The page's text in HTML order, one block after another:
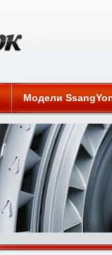
Модели